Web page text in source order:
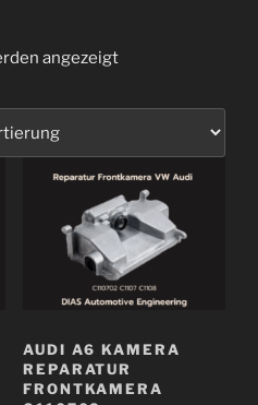
angezeigt
AUDI A6 KAMERA
REPARATUR
FRONTKAMERA